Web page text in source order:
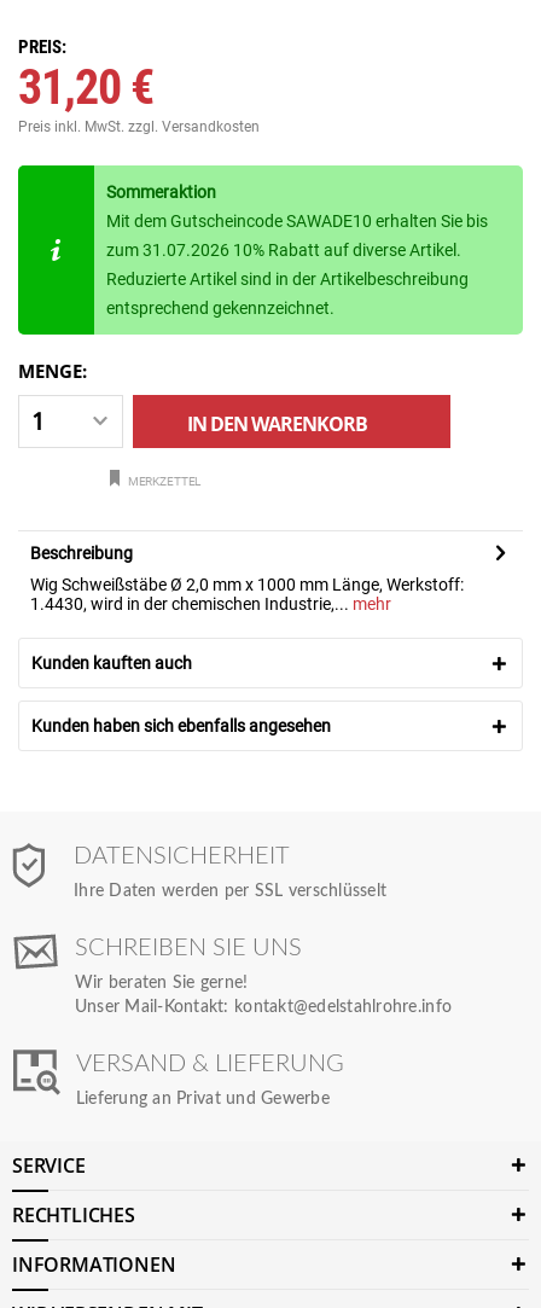
PREIS:
31,20 €
Preis inkl. MwSt. zzgl. Versandkosten
Sommeraktion
Mit dem Gutscheincode SAWADE10 erhalten Sie bis
zum 31.07.2026 10% Rabatt auf diverse Artikel.
Reduzierte Artikel sind in der Artikelbeschreibung
entsprechend gekennzeichnet.
MENGE:
IN DENWARENKORB
MERKZETTEL
Beschreibung
Wig Schweißstäbe Ø 2,0 mm x 1000 mm Länge, Werkstoff:
1.4430, wird in der chemischen Industrie,... mehr
Kunden kauften auch
Kunden haben sich ebenfalls angesehen
DATENSICHERHEIT
Ihre Daten werden per SSL verschlüsselt
SCHREIBEN SIE UNS
Wir beraten Sie gerne!
Unser Mail-Kontakt: kontakt@edelstahlrohre.info
VERSAND & LIEFERUNG
Lieferung an Privat und Gewerbe
SERVICE
RECHTLICHES
INFORMATIONEN